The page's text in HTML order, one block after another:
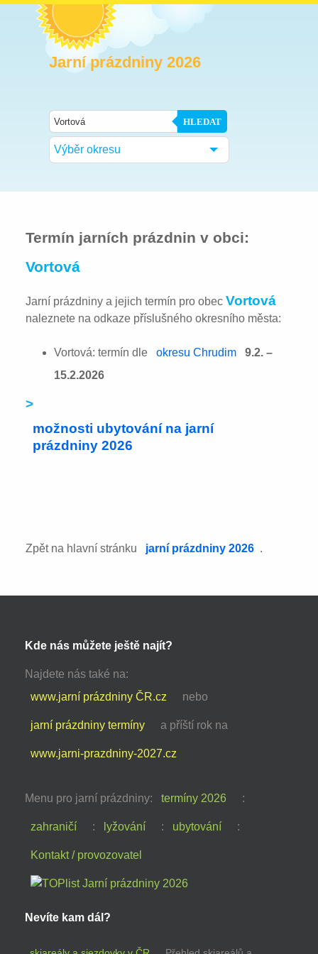
Jarní prázdniny 2026
HLEDAT
Výběr okresu
Termín jarních prázdnin v obci:
Vortová
Jarní prázdniny a jejich termín pro obecVortová
naleznete na odkaze příslušného okresního města:
Vortová: termín dle okresu Chrudim
9.2. –
15.2.2026
>
možnosti ubytování na jarní
prázdniny 2026
Zpět na hlavní stránku jarní prázdniny 2026 .
Kde nás můžete ještě najít?
Najdete nás také na:
www.jarní prázdniny ČR.cz
nebo
jarní prázdniny termíny a příští rok na
www.jarni-prazdniny-2027.cz
Menu pro jarní prázdniny: termíny 2026 :
zahraničí : lyžování : ubytování :
Kontakt / provozovatel
Nevíte kam dál?